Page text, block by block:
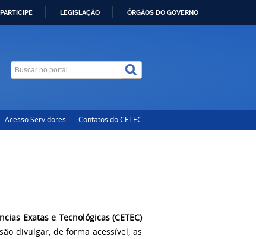
PARTICIPE LEGISLAÇÃO ÓRGÃOS DO GOVERNO
Acesso Servidores Contatos do CETEC
Exatas e Tecnológicas (CETEC)
divulgar, de forma acessível, as